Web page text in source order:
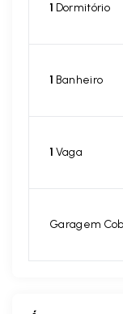
1 Dormitório
1 Banheiro
1 Vaga
Garagem